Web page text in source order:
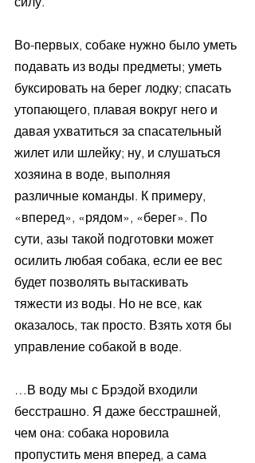
Во-первых, собаке нужно было уметь
подавать из воды предметы; уметь
буксировать на берег лодку; спасать
утопающего, плавая вокруг него и
давая ухватиться за спасательный
жилет или шлейку; ну, и слушаться
хозяина в воде, выполняя
различные команды. К примеру,
«вперед», «рядом», «берег». По
сути, азы такой подготовки может
осилить любая собака, если ее вес
будет позволять вытаскивать
тяжести из воды. Но не все, как
оказалось, так просто. Взять хотя бы
управление собакой в воде.
…В воду мы с Брэдой входили
бесстрашно. Я даже бесстрашней,
чем она: собака норовила
пропустить меня вперед, а сама